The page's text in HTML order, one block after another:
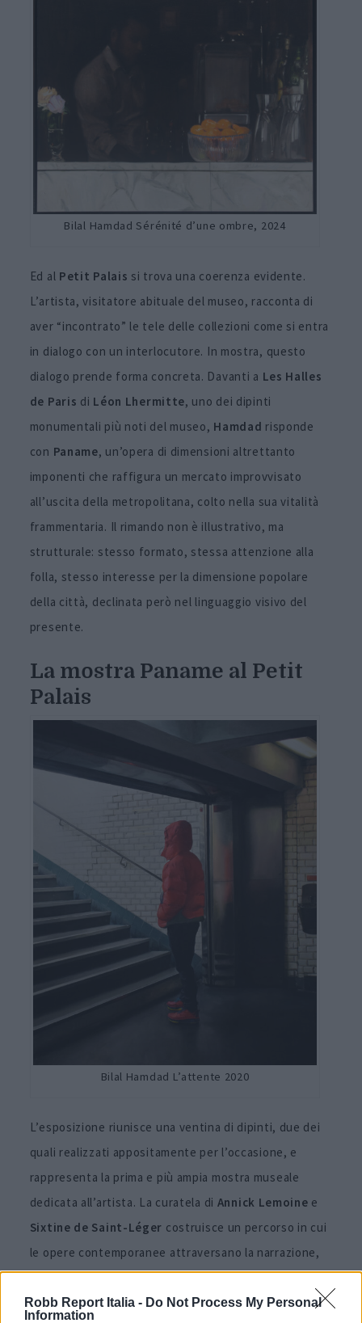
Robb Report Italia - Do Not Process My Personal
Information
Bilal Hamdad Sérénité d’une ombre, 2024
Ed al Petit Palais si trova una coerenza evidente.
L’artista, visitatore abituale del museo, racconta di
aver “incontrato” le tele delle collezioni come si entra
in dialogo con un interlocutore. In mostra, questo
dialogo prende forma concreta. Davanti a Les Halles
de Paris di Léon Lhermitte, uno dei dipinti
monumentali più noti del museo, Hamdad risponde
con Paname, un’opera di dimensioni altrettanto
imponenti che raffigura un mercato improvvisato
all’uscita della metropolitana, colto nella sua vitalità
frammentaria. Il rimando non è illustrativo, ma
strutturale: stesso formato, stessa attenzione alla
folla, stesso interesse per la dimensione popolare
della città, declinata però nel linguaggio visivo del
presente.
La mostra Paname al Petit
Palais
Bilal Hamdad L’attente 2020
L’esposizione riunisce una ventina di dipinti, due dei
quali realizzati appositamente per l’occasione, e
rappresenta la prima e più ampia mostra museale
dedicata all’artista. La curatela di Annick Lemoine e
Sixtine de Saint-Léger costruisce un percorso in cui
le opere contemporanee attraversano la narrazione,
suggerendo al visitatore un continuo esercizio di
confronto visivo.